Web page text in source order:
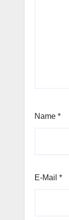
Name *
E-Mail *